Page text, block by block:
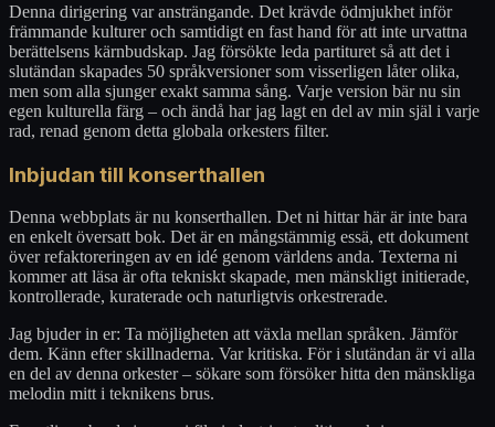
Denna dirigering var ansträngande. Det krävde ödmjukhet inför
främmande kulturer och samtidigt en fast hand för att inte urvattna
berättelsens kärnbudskap. Jag försökte leda partituret så att det i
slutändan skapades 50 språkversioner som visserligen låter olika,
men som alla sjunger exakt samma sång. Varje version bär nu sin
egen kulturella färg – och ändå har jag lagt en del av min själ i varje
rad, renad genom detta globala orkesters filter.
Inbjudan till konserthallen
Denna webbplats är nu konserthallen. Det ni hittar här är inte bara
en enkelt översatt bok. Det är en mångstämmig essä, ett dokument
över refaktoreringen av en idé genom världens anda. Texterna ni
kommer att läsa är ofta tekniskt skapade, men mänskligt initierade,
kontrollerade, kuraterade och naturligtvis orkestrerade.
Jag bjuder in er: Ta möjligheten att växla mellan språken. Jämför
dem. Känn efter skillnaderna. Var kritiska. För i slutändan är vi alla
en del av denna orkester – sökare som försöker hitta den mänskliga
melodin mitt i teknikens brus.